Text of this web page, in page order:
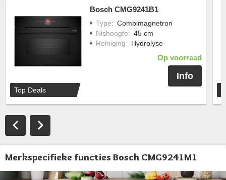
Top Deals
Bosch CMG9241B1
Type: Combimagnetron
Nishoogte: 45 cm
Reiniging: Hydrolyse
Op voorraad
Info
Merkspecifieke functies Bosch CMG9241M1